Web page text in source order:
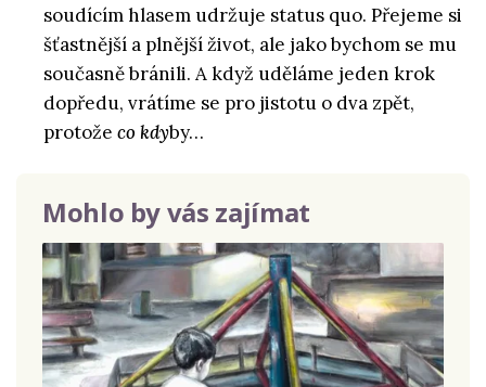
soudícím hlasem udržuje status quo. Přejeme si
šťastnější a plnější život, ale jako bychom se mu
současně bránili. A když uděláme jeden krok
dopředu, vrátíme se pro jistotu o dva zpět,
protože co kdyby…
Mohlo by vás zajímat